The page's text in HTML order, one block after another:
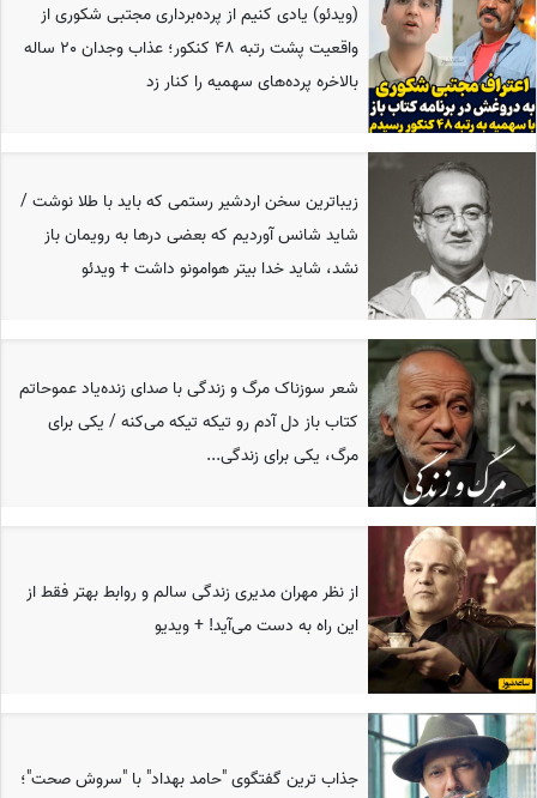
(ویدئو) یادی کنیم از پرده‌برداری مجتبی شکوری از
واقعیت پشت رتبه‌ 48 کنکور؛ عذاب وجدان 20 ساله
بالاخره پرده‌های سهمیه را کنار زد
زیباترین سخن اردشیر رستمی که باید با طلا نوشت /
شاید شانس آوردیم که بعضی درها به رویمان باز
نشد، شاید خدا بیتر هوامونو داشت + ویدئو
شعر سوزناک مرگ و زندگی با صدای زنده‌یاد عموحاتم
کتاب باز دل آدم رو تیکه تیکه می‌کنه / یکی برای
مرگ، یکی برای زندگی...
از نظر مهران مدیری زندگی سالم و روابط بهتر فقط از
این راه به دست می‌آید! + ویدیو
جذاب ترین گفتگوی "حامد بهداد" با "سروش صحت"؛